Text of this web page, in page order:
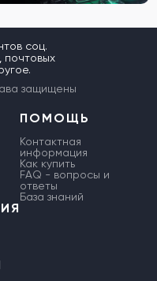
соц.
почтовых
защищены
ПОМОЩЬ
Контактная
информация
Как купить
FAQ - вопросы и
ответы
База знаний